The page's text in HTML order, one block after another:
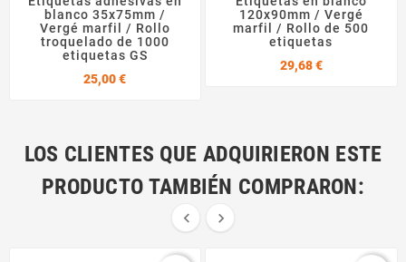
blanco 35x75mm /
Vergé marfil / Rollo
troquelado de 1000
etiquetas GS
25,00 €Precio
120x90mm / Vergé
marfil / Rollo de 500
etiquetas
29,68 €Precio
LOS CLIENTES QUE ADQUIRIERON ESTE
PRODUCTO TAMBIÉN COMPRARON:
 